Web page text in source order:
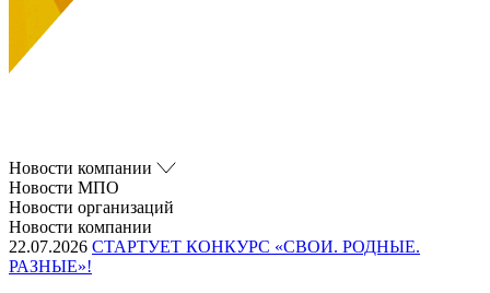
Новости компании
Новости МПО
Новости организаций
Новости компании
22.07.2026 СТАРТУЕТ КОНКУРС «СВОИ. РОДНЫЕ.
РАЗНЫЕ»!